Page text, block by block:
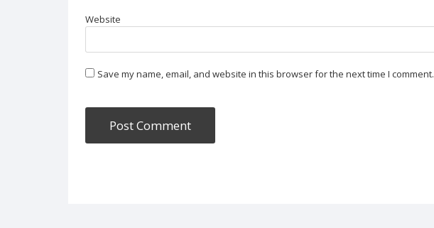
Website
Save my name, email, and website in this browser for the next time I comment.